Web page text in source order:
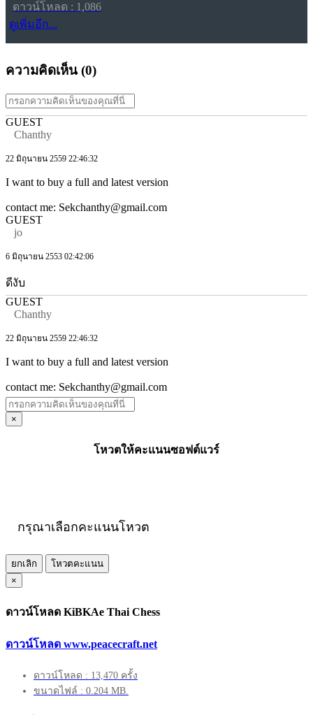
ดาวน์โหลด : 1,086
ดูเพิ่มอีก...
ความคิดเห็น (0)
GUEST
Chanthy
22 มิถุนายน 2559 22:46:32
I want to buy a full and latest version
contact me: Sekchanthy@gmail.com
GUEST
jo
6 มิถุนายน 2553 02:42:06
ดีงับ
GUEST
Chanthy
22 มิถุนายน 2559 22:46:32
I want to buy a full and latest version
contact me: Sekchanthy@gmail.com
×
โหวตให้คะแนนซอฟต์แวร์
กรุณาเลือกคะแนนโหวต
ยกเลิก
โหวตคะแนน
×
ดาวน์โหลด KiBKAe Thai Chess
ดาวน์โหลด www.peacecraft.net
ดาวน์โหลด : 13,470 ครั้ง
ขนาดไฟล์ : 0.204 MB.